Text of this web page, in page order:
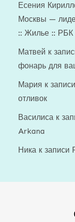
Есения
Москвы —
:: Жилье :: РБК
Матвей к
фонарь для
Мария к записи
отливок
Василиса к
Arkana
Ника к записи